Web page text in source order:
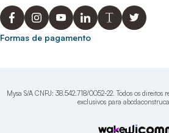
Privacidade e segurança
Voz: Segunda a Sexta das 08:00 às 18:00
Whatsapp: Segunda a Sexta das 08:00
Formas de pagamento
Mysa S/A CNPJ: 38.542.718/0052-22. Todos os direitos
exclusivos para